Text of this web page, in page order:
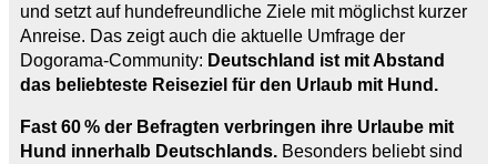
und setzt auf hundefreundliche Ziele mit möglichst kurzer
Anreise. Das zeigt auch die aktuelle Umfrage der
Dogorama-Community: Deutschland ist mit Abstand
das beliebteste Reiseziel für den Urlaub mit Hund.
Fast 60 % der Befragten verbringen ihre Urlaube mit
Hund innerhalb Deutschlands. Besonders beliebt sind